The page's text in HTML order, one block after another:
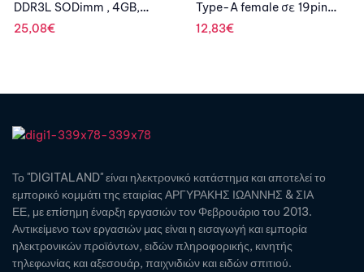
DDR3L SODimm , 4GB,
1600MHz, PC3L-12800,
CL11, 1.35v
25,08€
Type-A female σε 19pin
header female
12,83€
Το "DIGITALAND" είναι ηλεκτρονικό κατάστημα και αποτελεί το
εμπορικό κομμάτι της εταιρίας ΑΡΓΥΡΑΚΗΣ ΙΩΑΝΝΗΣ & ΣΙΑ
ΕΕ, με επίσημη έναρξη εργασιών τον Φεβρουάριο του 2013.
Αντικείμενο των εργασιών μας είναι η εισαγωγή και εμπορία
ηλεκτρονικών προϊόντων, ειδών πληροφορικής, κινητής
τηλεφωνίας και αξεσουάρ, παιχνιδιών και ειδών σπιτιού.